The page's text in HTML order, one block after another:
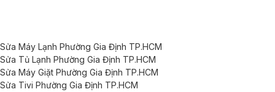
Sửa Máy Lạnh Phường Gia Định TP.HCM
Sửa Tủ Lạnh Phường Gia Định TP.HCM
Sửa Máy Giặt Phường Gia Định TP.HCM
Sửa Tivi Phường Gia Định TP.HCM